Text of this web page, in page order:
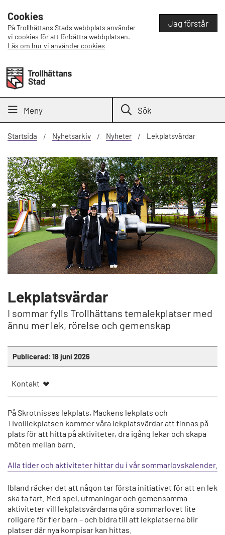
Cookies
På Trollhättans Stads webbplats använder
vi cookies för att förbättra webbplatsen.
Läs om hur vi använder cookies
Jag förstår
Meny Sök
Startsida Nyhetsarkiv Nyheter Lekplatsvärdar
Lekplatsvärdar
I sommar fylls Trollhättans temalekplatser med
ännu mer lek, rörelse och gemenskap
Publicerad: 18 juni 2026
Kontakt
På Skrotnisses lekplats, Mackens lekplats och
Tivolilekplatsen kommer våra lekplatsvärdar att finnas på
plats för att hitta på aktiviteter, dra igång lekar och skapa
möten mellan barn.
Alla tider och aktiviteter hittar du i vår sommarlovskalender.
Ibland räcker det att någon tar första initiativet för att en lek
ska ta fart. Med spel, utmaningar och gemensamma
aktiviteter vill lekplatsvärdarna göra sommarlovet lite
roligare för fler barn – och bidra till att lekplatserna blir
platser där nya kompisar kan hittas.